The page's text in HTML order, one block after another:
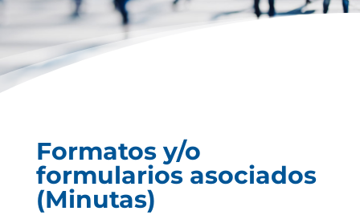
Formatos y/o
formularios asociados
(Minutas)